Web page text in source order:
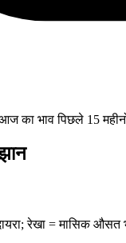
का भाव पिछले 15
रेखा = मासिक